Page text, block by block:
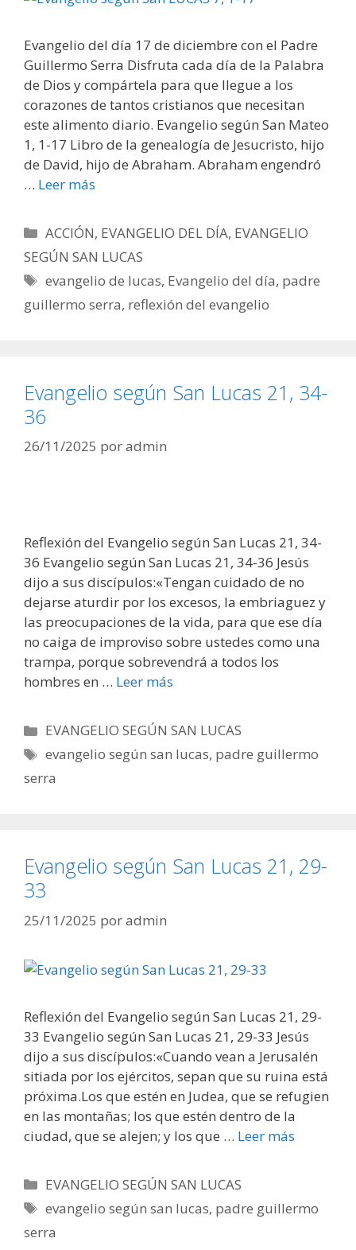
Evangelio del día 17 de diciembre con el Padre
Guillermo Serra Disfruta cada día de la Palabra
de Dios y compártela para que llegue a los
corazones de tantos cristianos que necesitan
este alimento diario. Evangelio según San Mateo
1, 1-17 Libro de la genealogía de Jesucristo, hijo
de David, hijo de Abraham. Abraham engendró
… Leer más
Categorías
ACCIÓN, EVANGELIO DEL DÍA, EVANGELIO
SEGÚN SAN LUCAS
Etiquetas
evangelio de lucas, Evangelio del día, padre
guillermo serra, reflexión del evangelio
Evangelio según San Lucas 21, 34-
36
26/11/2025 poradmin
Reflexión del Evangelio según San Lucas 21, 34-
36 Evangelio según San Lucas 21, 34-36 Jesús
dijo a sus discípulos:«Tengan cuidado de no
dejarse aturdir por los excesos, la embriaguez y
las preocupaciones de la vida, para que ese día
no caiga de improviso sobre ustedes como una
trampa, porque sobrevendrá a todos los
hombres en … Leer más
Categorías
EVANGELIO SEGÚN SAN LUCAS
Etiquetas
evangelio según san lucas, padre guillermo
serra
Evangelio según San Lucas 21, 29-
33
25/11/2025 poradmin
Reflexión del Evangelio según San Lucas 21, 29-
33 Evangelio según San Lucas 21, 29-33 Jesús
dijo a sus discípulos:«Cuando vean a Jerusalén
sitiada por los ejércitos, sepan que su ruina está
próxima.Los que estén en Judea, que se refugien
en las montañas; los que estén dentro de la
ciudad, que se alejen; y los que … Leer más
Categorías
EVANGELIO SEGÚN SAN LUCAS
Etiquetas
evangelio según san lucas, padre guillermo
serra